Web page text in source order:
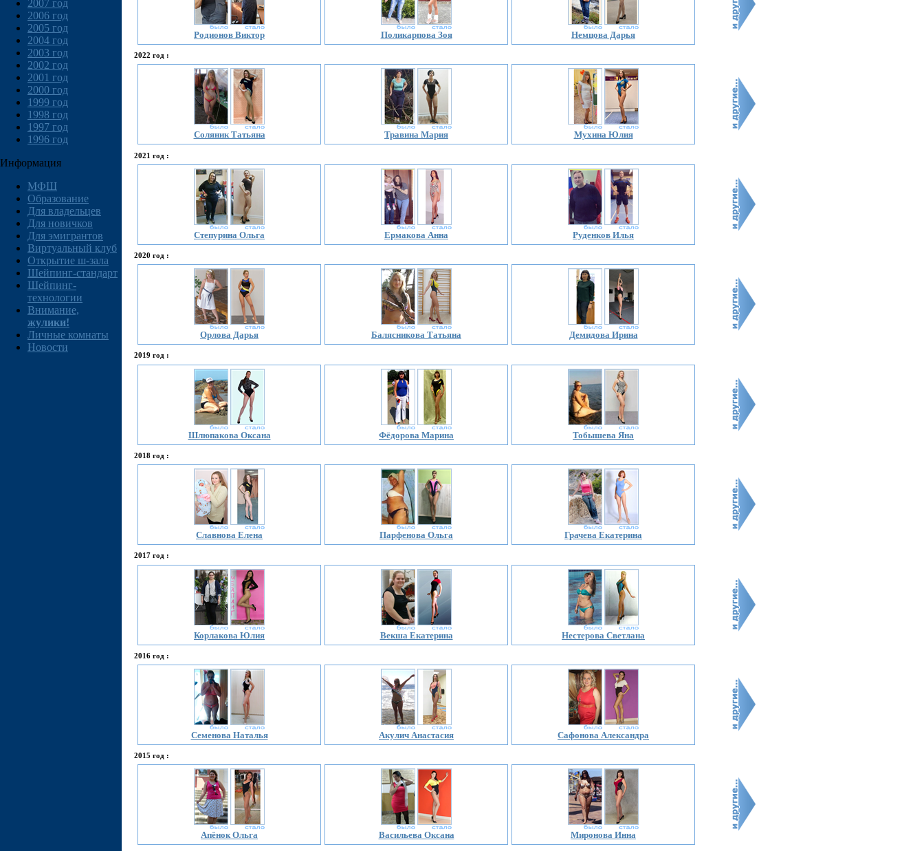
2007 год
2006 год
2005 год
2004 год
2003 год
2002 год
2001 год
2000 год
1999 год
1998 год
1997 год
1996 год
Информация
МФШ
Образование
Для владельцев
Для новичков
Для эмигрантов
Виртуальный клуб
Открытие ш-зала
Шейпинг-стандарт
Шейпинг-
технологии
Внимание,
жулики!
Личные комнаты
Новости
Родионов Виктор Поликарпова Зоя Немцова Дарья
2022 год :
Соляник Татьяна Травина Мария Мухина Юлия
2021 год :
Степурина Ольга Ермакова Анна Руденков Илья
2020 год :
Орлова Дарья Балясникова Татьяна Демидова Ирина
2019 год :
Шлюпакова Оксана Фёдорова Марина Тобышева Яна
2018 год :
Славнова Елена Парфенова Ольга Грачева Екатерина
2017 год :
Корлакова Юлия Векша Екатерина Нестерова Светлана
2016 год :
Семенова Наталья Акулич Анастасия Сафонова Александра
2015 год :
Апёнок Ольга Васильева Оксана Миронова Инна